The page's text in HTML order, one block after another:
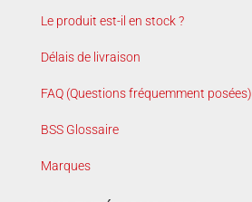
Le produit est-il en stock ?
Délais de livraison
FAQ (Questions fréquemment posées)
BSS Glossaire
Marques